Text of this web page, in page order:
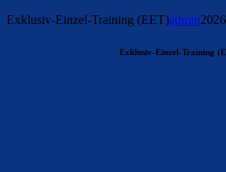
Exklusiv-Einzel-Training (EET)admin
Exklusiv-Einzel-Training